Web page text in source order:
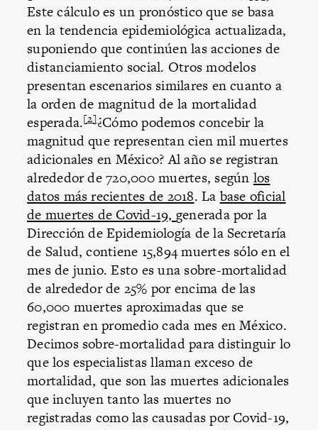
Este cálculo es un pronóstico que se basa
en la tendencia epidemiológica actualizada,
suponiendo que continúen las acciones de
distanciamiento social. Otros modelos
presentan escenarios similares en cuanto a
la orden de magnitud de la mortalidad
esperada.[2]¿Cómo podemos concebir la
magnitud que representan cien mil muertes
adicionales en México? Al año se registran
alrededor de 720,000 muertes, según los
datos más recientes de 2018. La base oficial
de muertes de Covid-19, generada por la
Dirección de Epidemiología de la Secretaría
de Salud, contiene 15,894 muertes sólo en el
mes de junio. Esto es una sobre-mortalidad
de alrededor de 25% por encima de las
60,000 muertes aproximadas que se
registran en promedio cada mes en México.
Decimos sobre-mortalidad para distinguir lo
que los especialistas llaman exceso de
mortalidad, que son las muertes adicionales
que incluyen tanto las muertes no
registradas como las causadas por Covid-19,